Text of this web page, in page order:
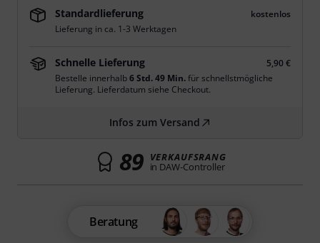
Standardlieferung
kostenlos
Lieferung in ca. 1-3 Werktagen
Schnelle Lieferung
5,90 €
Bestelle innerhalb6 Std. 49 Min.für schnellstmögliche
Lieferung. Lieferdatum siehe Checkout.
Infos zum Versand
89 VERKAUFSRANG
in DAW-Controller
Beratung